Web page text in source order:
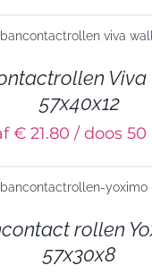
Viva
57x40x12
€ 21.80 / doos
rollen
57x30x8